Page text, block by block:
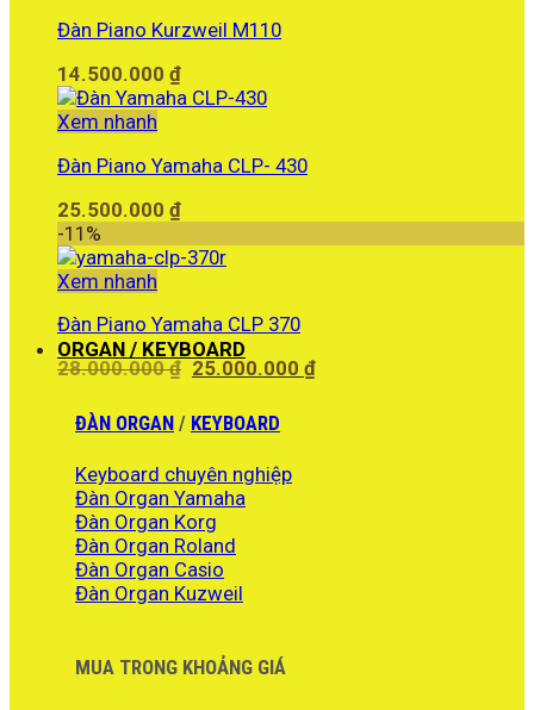
Đàn Piano Kurzweil M110
14.500.000 ₫
Xem nhanh
Đàn Piano Yamaha CLP- 430
25.500.000 ₫
-11%
Xem nhanh
Đàn Piano Yamaha CLP 370
28.000.000₫ Giá
là:
28.000.000 ₫.
25.000.000₫Giá
ORGAN / KEYBOARD
ĐÀN ORGAN / KEYBOARD
Keyboard chuyên nghiệp
Đàn Organ Yamaha
Đàn Organ Korg
Đàn Organ Roland
Đàn Organ Casio
Đàn Organ Kuzweil
MUA TRONG KHOẢNG GIÁ